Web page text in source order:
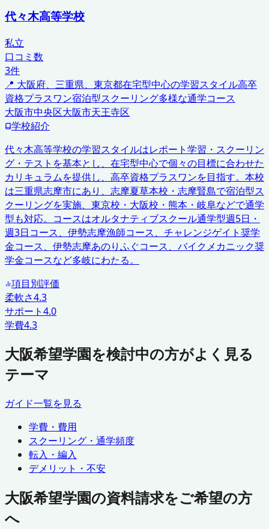
代々木高等学校
私立
口コミ数
3件
📍 大阪府、三重県、東京都在宅型中心の学習スタイル高卒
資格プラスワン宿泊型スクーリング多様な通学コース
大阪市中央区大阪市天王寺区
学校紹介
代々木高等学校の学習スタイルはレポート学習・スクーリン
グ・テストを基本とし、在宅型中心で個々の目標に合わせた
カリキュラムを提供し、高卒資格プラスワンを目指す。本校
は三重県志摩市にあり、志摩夏草本校・志摩賢島で宿泊型ス
クーリングを実施、東京校・大阪校・熊本・岐阜などで通学
型も対応。コースはオルタナティブスクール通学型週5日・
週3日コース、伊勢志摩漁師コース、チャレンジゲイト奨学
金コース、伊勢志摩あのりふぐコース、バイクメカニック奨
学金コースなど多岐にわたる。
項目別評価
柔軟さ4.3
サポート4.0
学費4.3
大阪希望学園を検討中の方がよく見る
テーマ
ガイド一覧を見る
学費・費用
スクーリング・通学頻度
転入・編入
デメリット・不安
大阪希望学園の資料請求をご希望の方
へ